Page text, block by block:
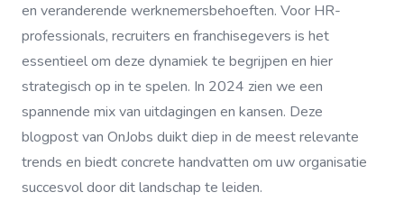
en veranderende werknemersbehoeften. Voor HR-
professionals, recruiters en franchisegevers is het
essentieel om deze dynamiek te begrijpen en hier
strategisch op in te spelen. In 2024 zien we een
spannende mix van uitdagingen en kansen. Deze
blogpost van OnJobs duikt diep in de meest relevante
trends en biedt concrete handvatten om uw organisatie
succesvol door dit landschap te leiden.